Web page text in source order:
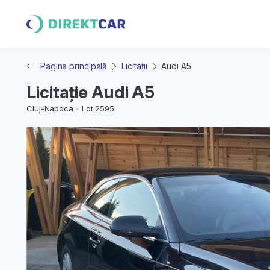
Pagina principală Licitații Audi A5
Licitație Audi A5
Cluj-Napoca Lot 2595